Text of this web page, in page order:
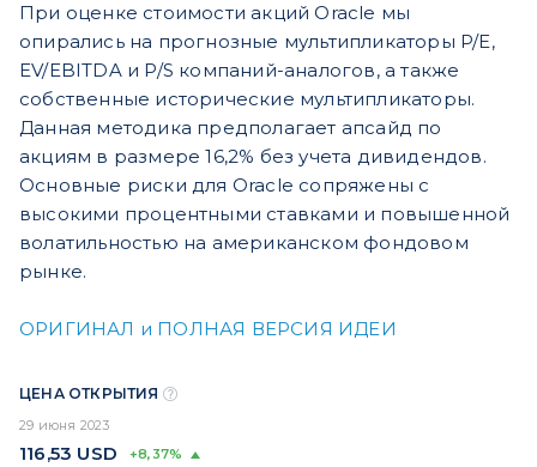
При оценке стоимости акций Oracle мы
опирались на прогнозные мультипликаторы P/E,
EV/EBITDA и P/S компаний-аналогов, а также
собственные исторические мультипликаторы.
Данная методика предполагает апсайд по
акциям в размере 16,2% без учета дивидендов.
Основные риски для Oracle сопряжены с
высокими процентными ставками и повышенной
волатильностью на американском фондовом
рынке.
ОРИГИНАЛ и ПОЛНАЯ ВЕРСИЯ ИДЕИ
ЦЕНА ОТКРЫТИЯ
29 июня 2023
116,53 USD +8,37%